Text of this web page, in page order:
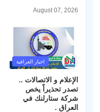
August 07, 2026
اخبار العراقية
الإعلام و الاتصالات ..
تصدر تحذيراً يخص
شركة ستارلنك في
العراق .